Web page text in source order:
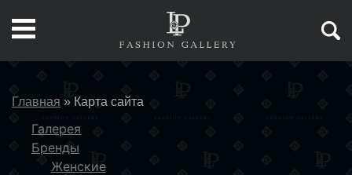
Главная » Карта сайта
Галерея
Бренды
Женские